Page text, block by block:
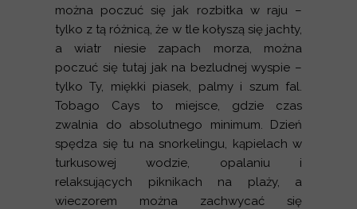
można poczuć się jak rozbitka w raju –
tylko z tą różnicą, że w tle kołyszą się jachty,
a wiatr niesie zapach morza, można
poczuć się tutaj jak na bezludnej wyspie –
tylko Ty, miękki piasek, palmy i szum fal.
Tobago Cays to miejsce, gdzie czas
zwalnia do absolutnego minimum. Dzień
spędza się tu na snorkelingu, kąpielach w
turkusowej wodzie, opalaniu i
relaksujących piknikach na plaży, a
wieczorem można zachwycać się